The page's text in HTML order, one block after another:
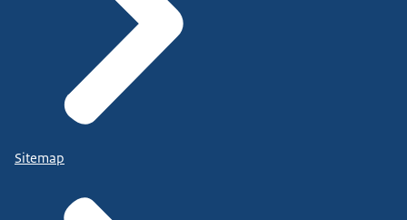
Sitemap